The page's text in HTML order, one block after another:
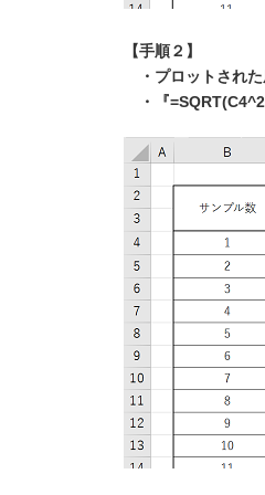
【手順２】
・プロットされた
・『